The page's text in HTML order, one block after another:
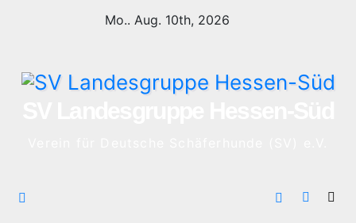
Mo.. Aug. 10th, 2026